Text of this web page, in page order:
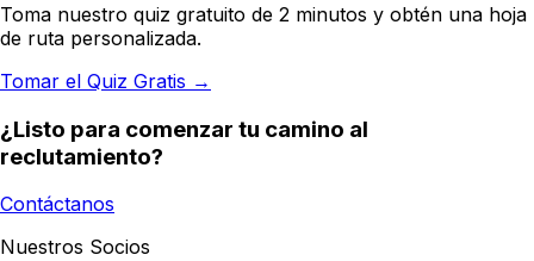
Toma nuestro quiz gratuito de 2 minutos y obtén una hoja
de ruta personalizada.
Tomar el Quiz Gratis →
¿Listo para comenzar tu camino al
reclutamiento?
Contáctanos
Nuestros Socios